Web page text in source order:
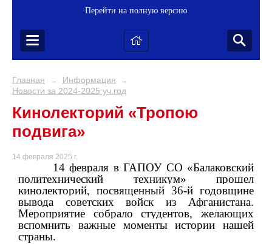
Перейти на полную версию
Главная → Информация →
Новости за 2024-2025 уч.год
Кинолекторий «Тропою
подвига»
14 февраля 2025 г.
14 февраля в ГАПОУ СО «Балаковский
политехнический техникум» прошел
кинолекторий, посвященный 36-й годовщине
вывода советских войск из Афганистана.
Мероприятие собрало студентов, желающих
вспомнить важные моменты истории нашей
страны.